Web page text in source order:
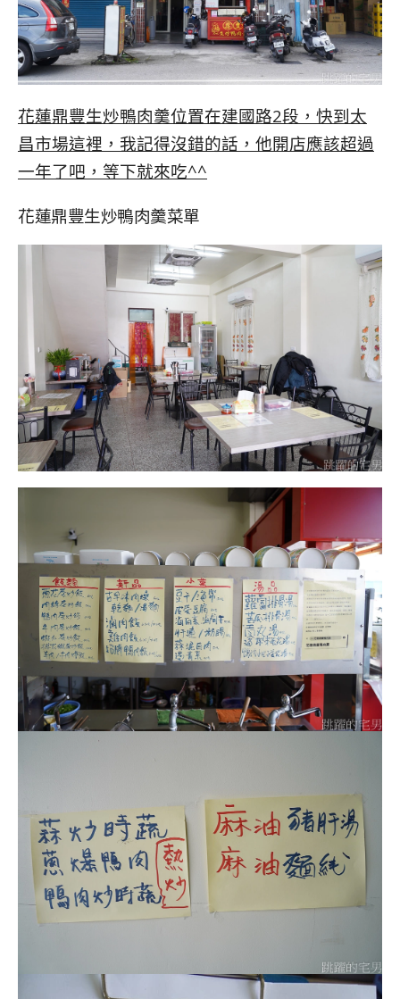
花蓮鼎豐生炒鴨肉羹位置在建國路2段，快到太
昌市場這裡，我記得沒錯的話，他開店應該超過
一年了吧，等下就來吃^^
花蓮鼎豐生炒鴨肉羹菜單